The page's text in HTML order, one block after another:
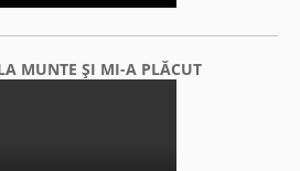
MUNTE ŞI MI-A PLĂCUT